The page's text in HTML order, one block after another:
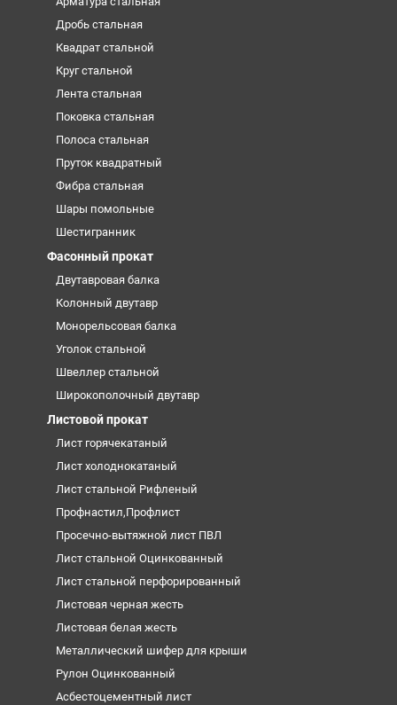
Дробь стальная
Квадрат стальной
Круг стальной
Лента стальная
Поковка стальная
Полоса стальная
Пруток квадратный
Фибра стальная
Шары помольные
Шестигранник
Фасонный прокат
Двутавровая балка
Колонный двутавр
Монорельсовая балка
Уголок стальной
Швеллер стальной
Широкополочный двутавр
Листовой прокат
Лист горячекатаный
Лист холоднокатаный
Лист стальной Рифленый
Профнастил,Профлист
Просечно-вытяжной лист ПВЛ
Лист стальной Оцинкованный
Лист стальной перфорированный
Листовая черная жесть
Листовая белая жесть
Металлический шифер для крыши
Рулон Оцинкованный
Асбестоцементный лист